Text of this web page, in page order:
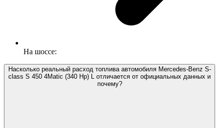
На шоссе:
Насколько реальный расход топлива автомобиля Mercedes-Benz S-
class S 450 4Matic (340 Hp) L отличается от официальных данных и
почему?